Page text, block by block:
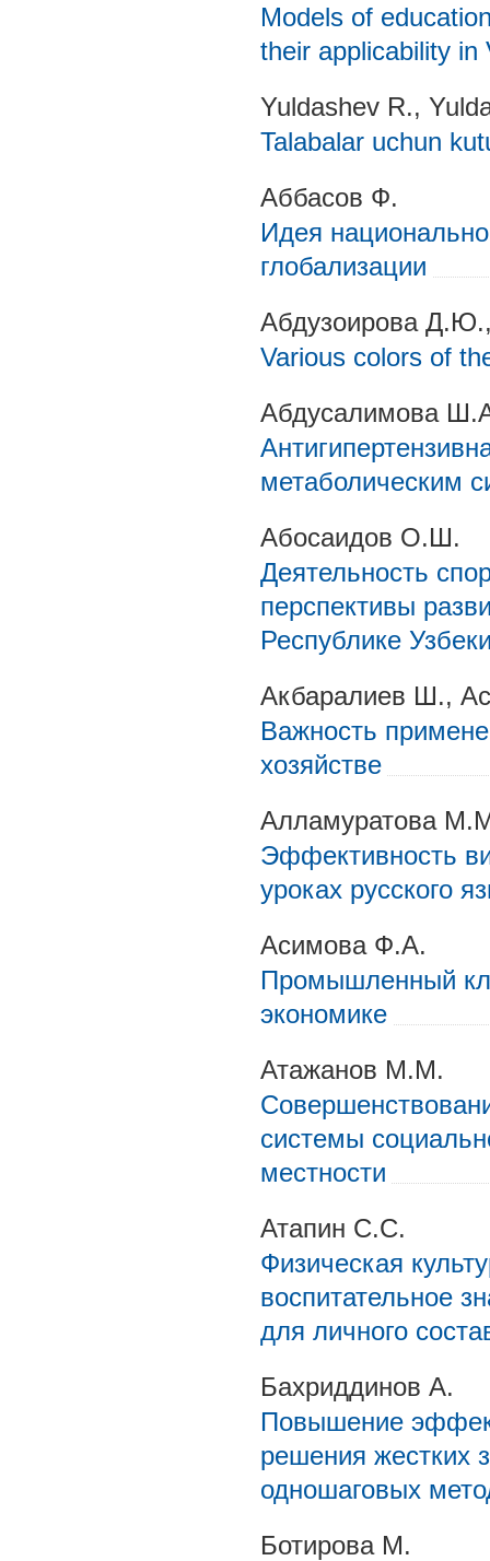
Models of
their applicability in
Yuldashev R.,
Talabalar uchun
Аббасов Ф.
Идея
глобализации
Абдузоирова
Various colors of
Абдусалимова
метаболическим
Абосаидов О.Ш.
Деятельность
перспективы
Республике
Акбаралиев Ш.,
Важность
хозяйстве
Алламуратова
Эффективность
уроках русского
Асимова Ф.А.
Промышленный
экономике
Атажанов М.М.
системы
местности
Атапин С.С.
Физическая
воспитательное
для личного
Бахриддинов А.
Повышение
решения жестких
одношаговых
Ботирова М.